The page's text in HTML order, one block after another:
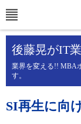
後藤晃がIT
業界を変える!! MBA
す。
SI再生に向